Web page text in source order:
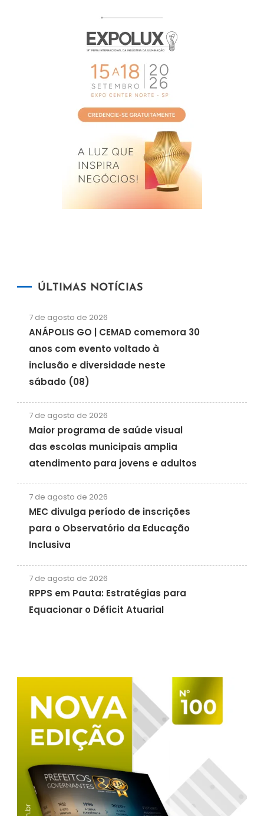
ÚLTIMAS NOTÍCIAS
7 de agosto de 2026
ANÁPOLIS GO | CEMAD comemora 30
anos com evento voltado à
inclusão e diversidade neste
sábado (08)
7 de agosto de 2026
Maior programa de saúde visual
das escolas municipais amplia
atendimento para jovens e adultos
7 de agosto de 2026
MEC divulga período de inscrições
para o Observatório da Educação
Inclusiva
7 de agosto de 2026
RPPS em Pauta: Estratégias para
Equacionar o Déficit Atuarial